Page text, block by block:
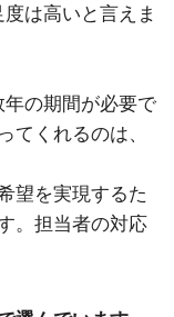
は高いと言えま
の期間が必要で
てくれるのは、
望を実現するた
。担当者の対応